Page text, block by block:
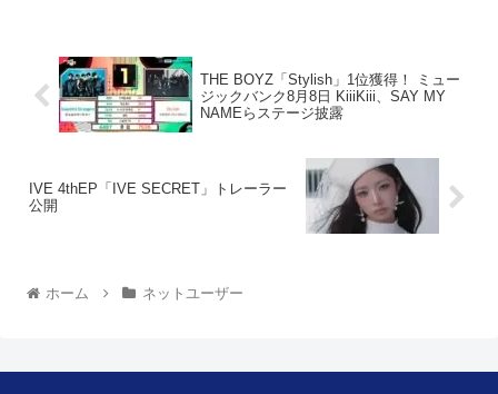
THE BOYZ「Stylish」1位獲得！ ミュー
ジックバンク8月8日 KiiiKiii、SAY MY
NAMEらステージ披露
IVE 4thEP「IVE SECRET」トレーラー
公開
ホーム ネットユーザー